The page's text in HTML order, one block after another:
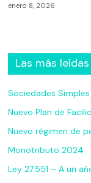
enero 8, 2026
Las más leídas
Sociedades
Nuevo Plan de
Nuevo régimen de
Monotributo 2024
Ley 27.551 – A un